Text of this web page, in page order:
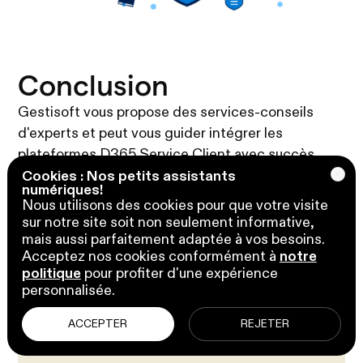
Cookies : Nos petits assistants
numériques!
Nous utilisons des cookies pour que votre visite
sur notre site soit non seulement informative,
mais aussi parfaitement adaptée à vos besoins.
Acceptez nos cookies conformément à notre
politiquepour profiter d'une expérience
personnalisée.
ACCEPTER REJETER
Conclusion
Gestisoft vous propose des services-conseils
d'experts et peut vous guider intégrer les
plateformes D365 Service Client avec succès.
Contactez-nousdès aujourd'hui pour obtenir des
réponses à toutes vos questions et apprendre à
tirer le meilleur parti de votre solution Dynamics
365 Field Service.